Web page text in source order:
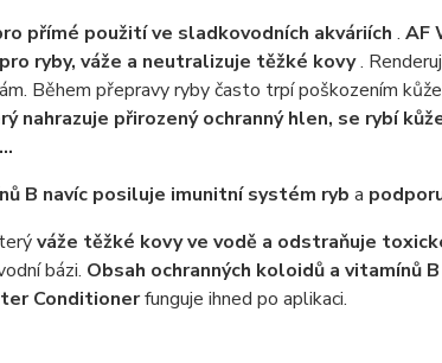
přímé použití ve sladkovodních akváriích . AF
ryby, váže a neutralizuje těžké kovy.
Během přepravy ryby často trpí poškozením
nahrazuje přirozený ochranný hlen, se rybí
B navíc posiluje imunitní systém ryb a
váže těžké kovy ve vodě a odstraňuje
bázi. Obsah ochranných koloidů a vitamínů
Conditionerfunguje ihned po aplikaci.